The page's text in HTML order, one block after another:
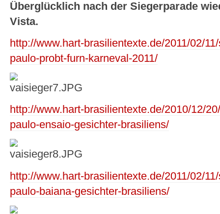
Überglücklich nach der Siegerparade
Vista.
http://www.hart-brasilientexte.de/2011/02/
paulo-probt-furn-karneval-2011/
http://www.hart-brasilientexte.de/2010/12/
paulo-ensaio-gesichter-brasiliens/
http://www.hart-brasilientexte.de/2011/02/
paulo-baiana-gesichter-brasiliens/